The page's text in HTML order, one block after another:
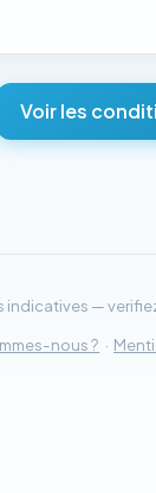
Voir les
indicatives —
nous ? ·